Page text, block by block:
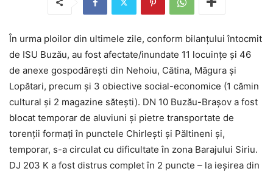
În urma ploilor din ultimele zile, conform bilanțului întocmit
de ISU Buzău, au fost afectate/inundate 11 locuințe și 46
de anexe gospodărești din Nehoiu, Cătina, Măgura și
Lopătari, precum și 3 obiective social-economice (1 cămin
cultural și 2 magazine sătești). DN 10 Buzău-Brașov a fost
blocat temporar de aluviuni și pietre transportate de
torenții formați în punctele Chirlești și Păltineni și,
temporar, s-a circulat cu dificultate în zona Barajului Siriu.
DJ 203 K a fost distrus complet în 2 puncte – la ieșirea din